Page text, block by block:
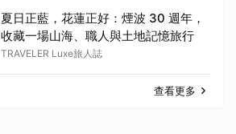
夏日正藍，花蓮正好：煙波 30 週年，
收藏一場山海、職人與土地記憶旅行
TRAVELER Luxe旅人誌
查看更多